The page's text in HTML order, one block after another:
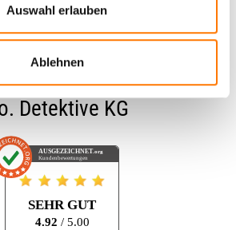
Auswahl erlauben
Ablehnen
Mandanten
für
Lentz GmbH &
Detektive KG
AUSGEZEICHNET .org
Kundenbewertungen
SEHR GUT
4.92 / 5.00